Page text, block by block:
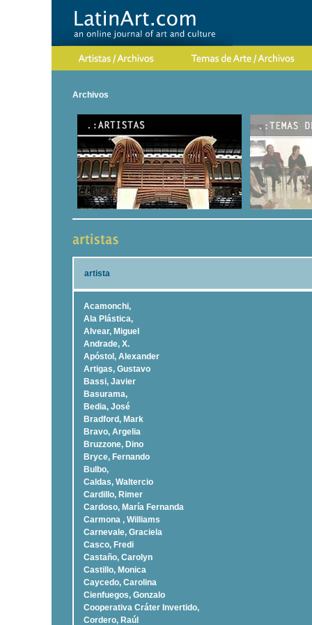
Archivos
artista
Acamonchi,
Ala Plástica,
Alvear, Miguel
Andrade, X.
Apóstol, Alexander
Artigas, Gustavo
Bassi, Javier
Basurama,
Bedia, José
Bradford, Mark
Bravo, Argelia
Bruzzone, Dino
Bryce, Fernando
Bulbo,
Caldas, Waltercio
Cardillo, Rimer
Cardoso, Marí­a Fernanda
Carmona , Williams
Carnevale, Graciela
Casco, Fredi
Castaño, Carolyn
Castillo, Monica
Caycedo, Carolina
Cienfuegos, Gonzalo
Cooperativa Cráter Invertido,
Cordero, Raúl